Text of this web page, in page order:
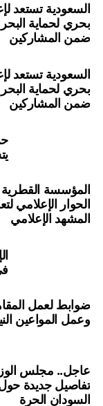
السعودية تستعد
بحري لحماية
ضمن المشاركين
السعودية تستعد
بحري لحماية
ضمن المشاركين
المؤسسة القطرية
الحوار الإعلامي
المشهد الإعلامي
ضوابط لعمل
وعمل المواعين
عاجل.. مجلس
تفاصيل جديدة
السودان الحرة